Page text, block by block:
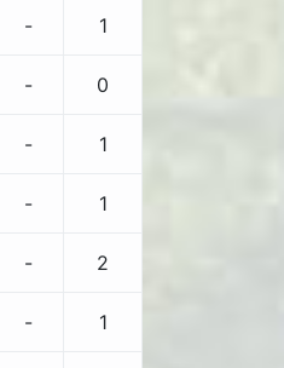
- 1
- 0
- 1
- 1
- 2
- 1